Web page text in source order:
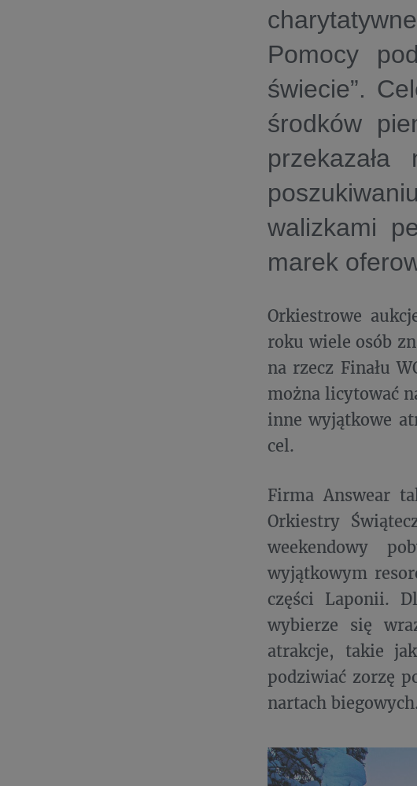
Pomocy
świecie”.
środków
walizkami
marek
Orkiestrowe
roku wiele osób
na rzecz Finału
można licytować
inne wyjątkowe
cel.
Firma Answear
Orkiestry
weekendowy
wyjątkowym
części Laponii.
wybierze się
atrakcje, takie
podziwiać zorzę
nartach